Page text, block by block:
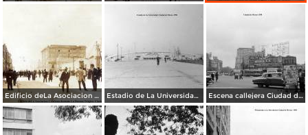
Edificio deLa Asociacion Cristiana durante La Decena Trágica Ciudad de México. Estadio de La Universidad Ciudad de México 1950 Escena callejera Ciudad de México 1950.